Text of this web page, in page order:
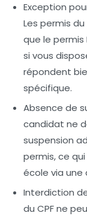
Exception
Les permis
que le permis
si vous
répondent
spécifique.
Absence de
candidat ne
suspension
permis, ce
école via une
Interdiction
du CPF ne